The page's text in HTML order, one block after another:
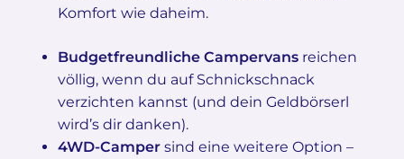
Komfort wie daheim.
Budgetfreundliche Campervans reichen
völlig, wenn du auf Schnickschnack
verzichten kannst (und dein Geldbörserl
wird’s dir danken).
4WD-Camper sind eine weitere Option –